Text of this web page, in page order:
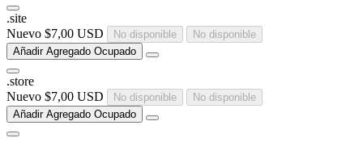
.site
Nuevo $7,00 USD No disponible
No disponible
Añadir Agregado Ocupado
.store
Nuevo $7,00 USD No disponible
No disponible
Añadir Agregado Ocupado